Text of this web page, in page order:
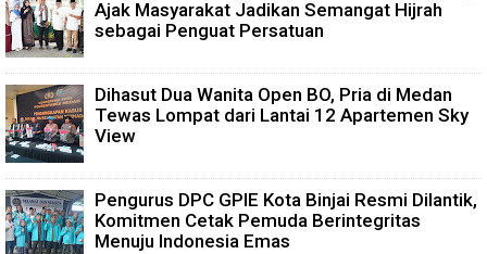
Ajak Masyarakat Jadikan Semangat Hijrah
sebagai Penguat Persatuan
Dihasut Dua Wanita Open BO, Pria di Medan
Tewas Lompat dari Lantai 12 Apartemen Sky
View
Pengurus DPC GPIE Kota Binjai Resmi Dilantik,
Komitmen Cetak Pemuda Berintegritas
Menuju Indonesia Emas